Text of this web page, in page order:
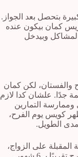
بتحصل بعد الجواز.
كمان بيكون عنده
وبيدخل
والفستان، لكن كمان
جدًا. علشان كدا لازم
التمارين
كويس يوم الفرح،
الطويل.
على الزواج،